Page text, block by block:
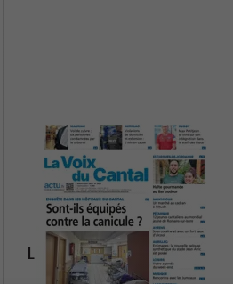
La Voix du Cantal